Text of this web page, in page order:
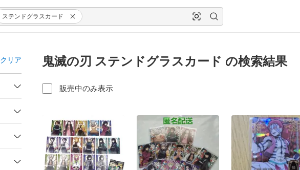
ステンドグラスカード
クリア 鬼滅の刃 ステンドグラスカード の検索結果
販売中のみ表示